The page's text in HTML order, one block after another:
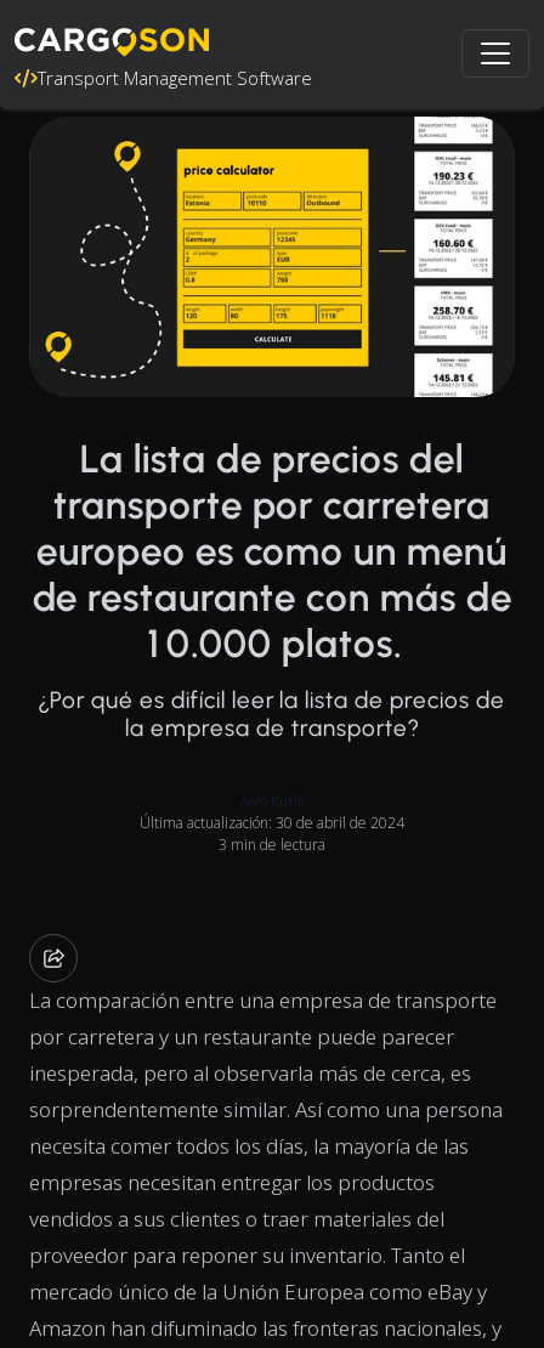
Transport Management Software
La lista de precios del
transporte por carretera
europeo es como un menú
de restaurante con más de
10.000 platos.
¿Por qué es difícil leer la lista de precios de
la empresa de transporte?
Aivo Kurik
Última actualización: 30 de abril de 2024
3 min de lectura
La comparación entre una empresa de transporte
por carretera y un restaurante puede parecer
inesperada, pero al observarla más de cerca, es
sorprendentemente similar. Así como una persona
necesita comer todos los días, la mayoría de las
empresas necesitan entregar los productos
vendidos a sus clientes o traer materiales del
proveedor para reponer su inventario. Tanto el
mercado único de la Unión Europea como eBay y
Amazon han difuminado las fronteras nacionales, y